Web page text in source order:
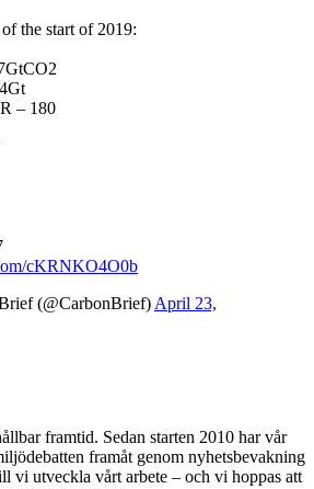
the start of 2019:
– 180
cKRNKO4O0b
(@CarbonBrief) April 23,
framtid. Sedan starten 2010 har vår
framåt genom nyhetsbevakning
vi utveckla vårt arbete – och vi hoppas att